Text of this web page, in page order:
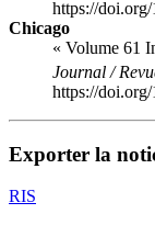
https://
Chicago
« Volume 61
Journal /
https://
Exporter la
RIS